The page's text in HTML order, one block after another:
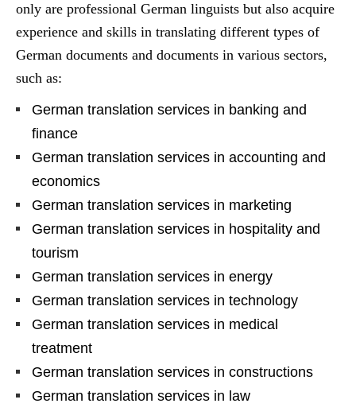
only are professional German linguists but also acquire
experience and skills in translating different types of
German documents and documents in various sectors,
such as:
German translation services in banking and
finance
German translation services in accounting and
economics
German translation services in marketing
German translation services in hospitality and
tourism
German translation services in energy
German translation services in technology
German translation services in medical
treatment
German translation services in constructions
German translation services in law